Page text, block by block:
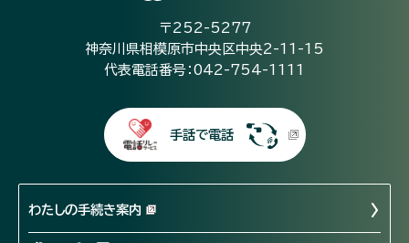
〒252-5277
神奈川県相模原市中央区中央2-11-15
代表電話番号：042-754-1111
手話で電話
わたしの手続き案内